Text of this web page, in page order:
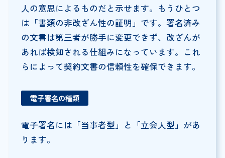
人の意思によるものだと示せます。もうひとつ
は「書類の非改ざん性の証明」です。署名済み
の文書は第三者が勝手に変更できず、改ざんが
あれば検知される仕組みになっています。これ
らによって契約文書の信頼性を確保できます。
電子署名の種類
電子署名には「当事者型」と「立会人型」があ
ります。